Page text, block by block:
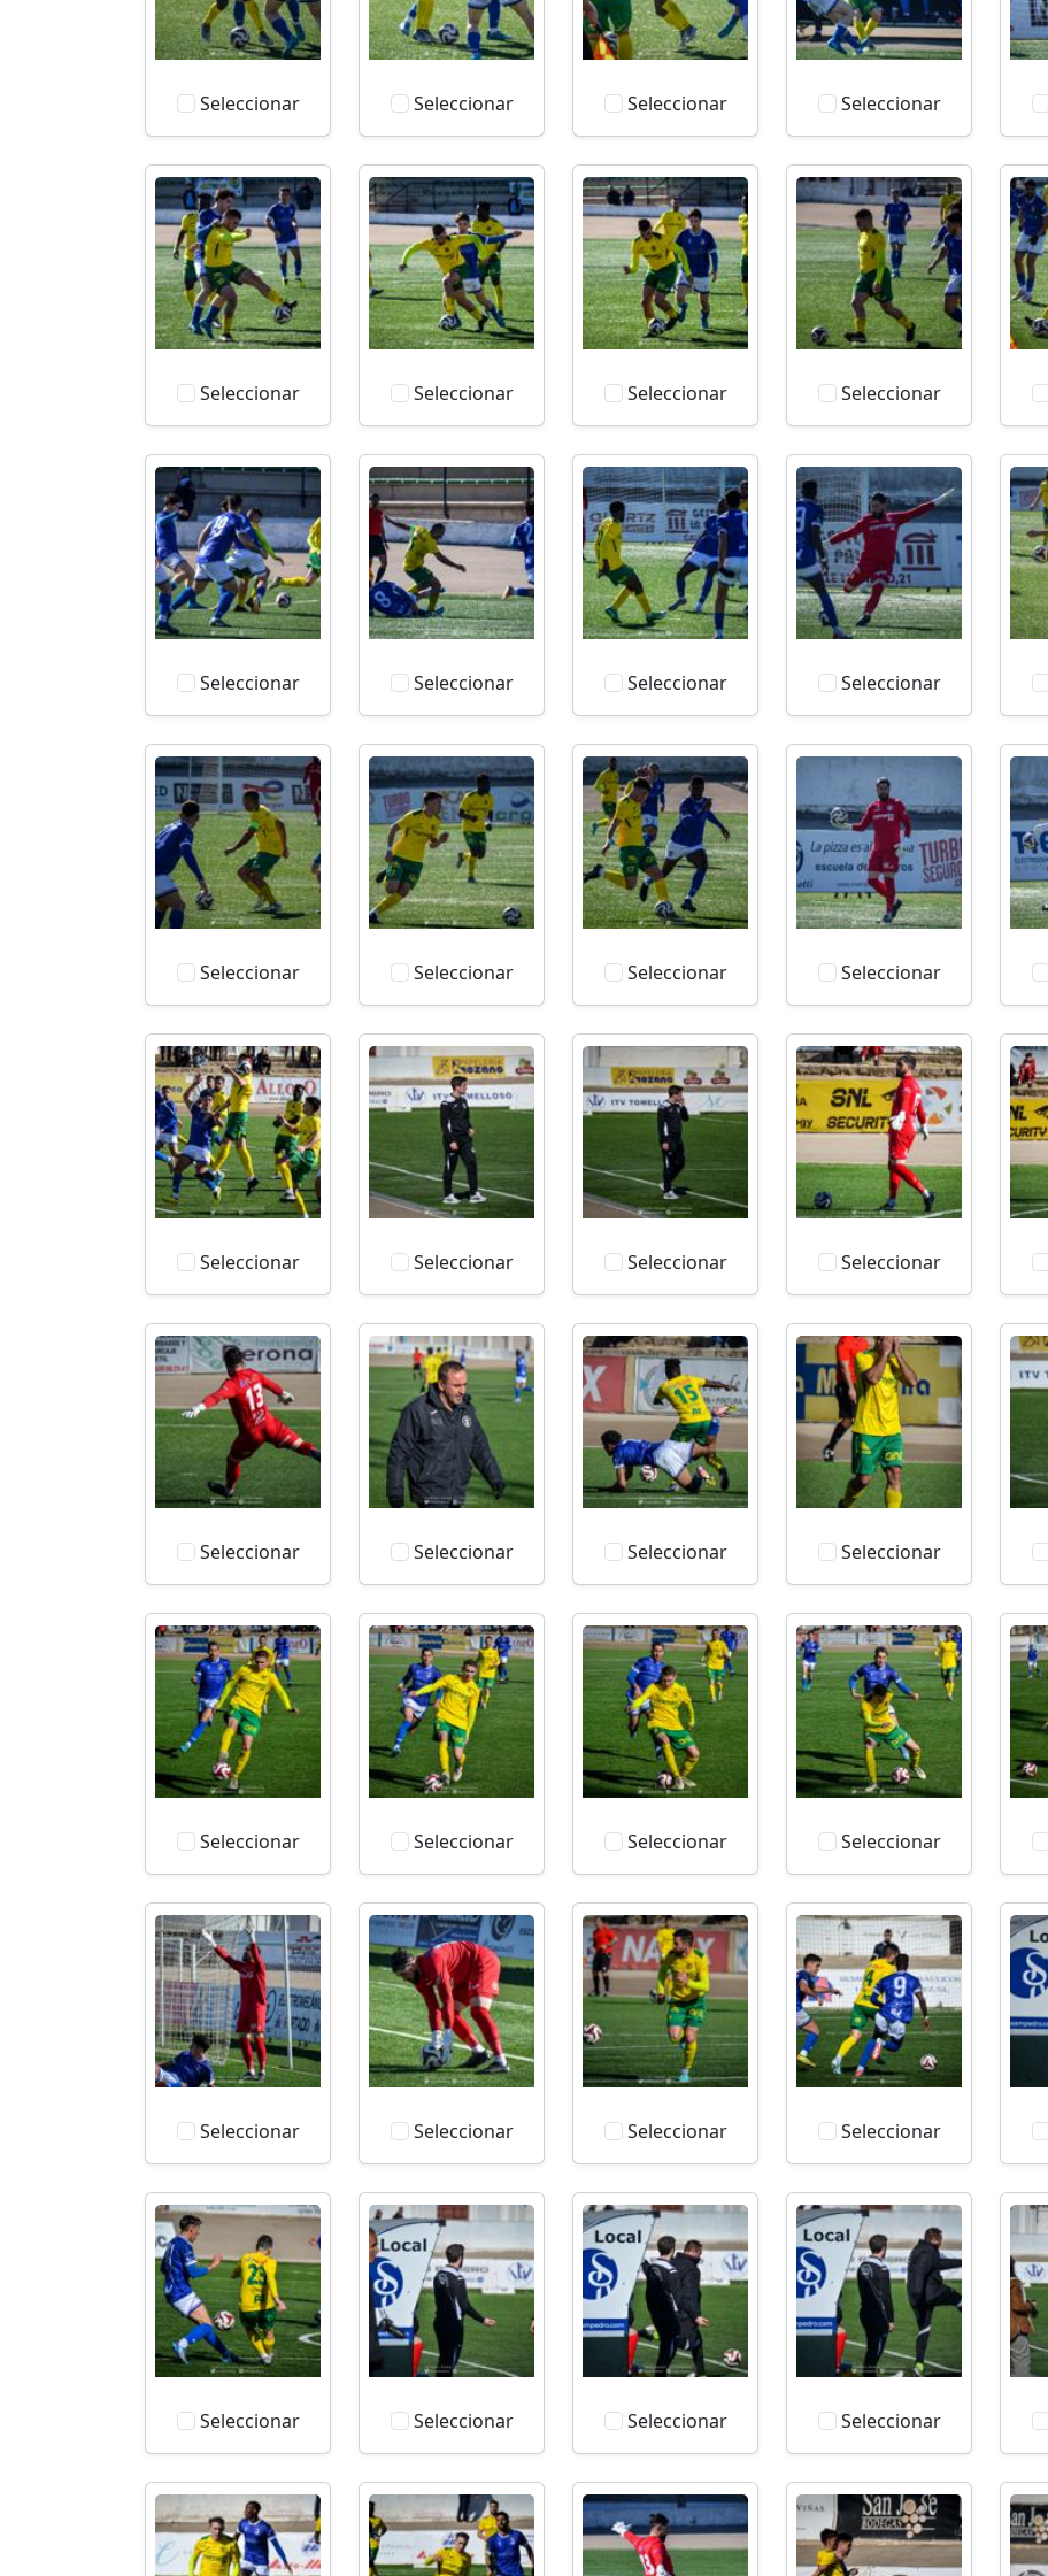
Seleccionar Seleccionar Seleccionar Seleccionar
Seleccionar Seleccionar Seleccionar Seleccionar
Seleccionar Seleccionar Seleccionar Seleccionar
Seleccionar Seleccionar Seleccionar Seleccionar
Seleccionar Seleccionar Seleccionar Seleccionar
Seleccionar Seleccionar Seleccionar Seleccionar
Seleccionar Seleccionar Seleccionar Seleccionar
Seleccionar Seleccionar Seleccionar Seleccionar
Seleccionar Seleccionar Seleccionar Seleccionar